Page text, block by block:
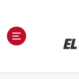
n El